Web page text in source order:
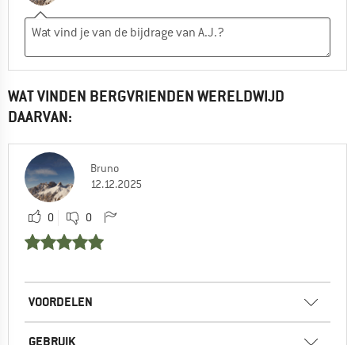
WAT VINDEN BERGVRIENDEN WERELDWIJD
DAARVAN:
Bruno
12.12.2025
0 0
VOORDELEN
GEBRUIK